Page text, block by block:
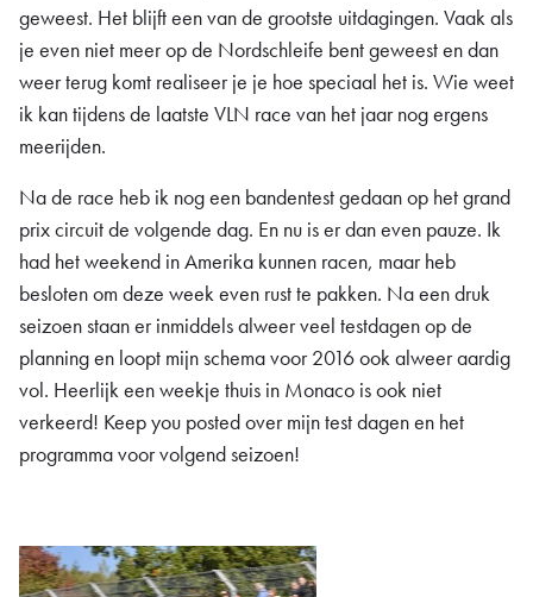
geweest. Het blijft een van de grootste uitdagingen. Vaak als
je even niet meer op de Nordschleife bent geweest en dan
weer terug komt realiseer je je hoe speciaal het is. Wie weet
ik kan tijdens de laatste VLN race van het jaar nog ergens
meerijden.
Na de race heb ik nog een bandentest gedaan op het grand
prix circuit de volgende dag. En nu is er dan even pauze. Ik
had het weekend in Amerika kunnen racen, maar heb
besloten om deze week even rust te pakken. Na een druk
seizoen staan er inmiddels alweer veel testdagen op de
planning en loopt mijn schema voor 2016 ook alweer aardig
vol. Heerlijk een weekje thuis in Monaco is ook niet
verkeerd! Keep you posted over mijn test dagen en het
programma voor volgend seizoen!